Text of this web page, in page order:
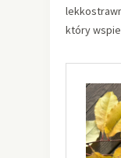
który